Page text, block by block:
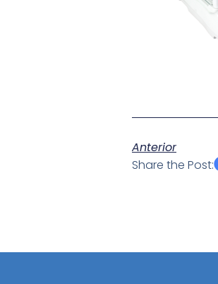
Anterior
Share the Post: